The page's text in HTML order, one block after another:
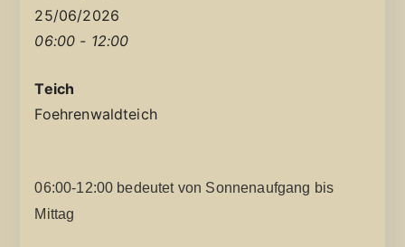
25/06/2026
06:00 - 12:00
Teich
Foehrenwaldteich
06:00-12:00 bedeutet von Sonnenaufgang bis
Mittag